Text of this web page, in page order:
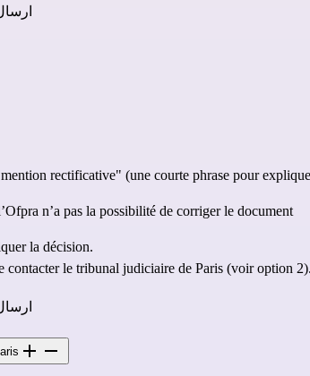
rectificative" (une courte phrase pour
n’a pas la possibilité de corriger le document
la décision.
contacter le tribunal judiciaire de Paris (voir option 2).